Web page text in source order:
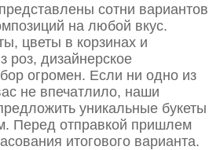
сотни вариантов
на любой вкус.
цветы в корзинах и
роз, дизайнерское
огромен. Если ни одно из
не впечатлило, наши
уникальные букеты
Перед отправкой пришлем
итогового варианта.